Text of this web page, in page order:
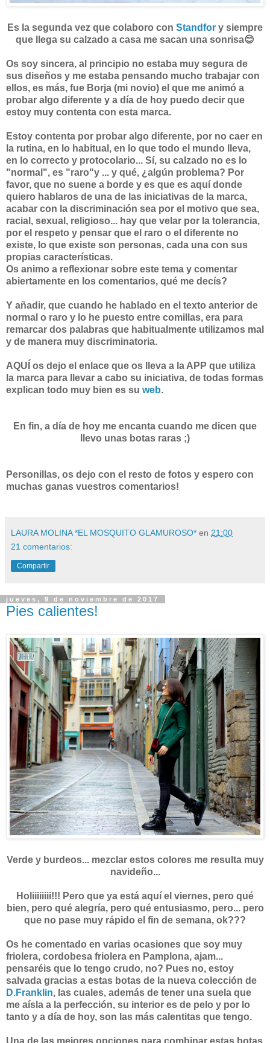
Es la segunda vez que colaboro con Standfor y siempre
que llega su calzado a casa me sacan una sonrisa😊
Os soy sincera, al principio no estaba muy segura de
sus diseños y me estaba pensando mucho trabajar con
ellos, es más, fue Borja (mi novio) el que me animó a
probar algo diferente y a día de hoy puedo decir que
estoy muy contenta con esta marca.
Estoy contenta por probar algo diferente, por no caer en
la rutina, en lo habitual, en lo que todo el mundo lleva,
en lo correcto y protocolario... Sí, su calzado no es lo
"normal", es "raro"y ... y qué, ¿algún problema? Por
favor, que no suene a borde y es que es aquí donde
quiero hablaros de una de las iniciativas de la marca,
acabar con la discriminación sea por el motivo que sea,
racial, sexual, religioso... hay que velar por la tolerancia,
por el respeto y pensar que el raro o el diferente no
existe, lo que existe son personas, cada una con sus
propias características.
Os animo a reflexionar sobre este tema y comentar
abiertamente en los comentarios, qué me decís?
Y añadir, que cuando he hablado en el texto anterior de
normal o raro y lo he puesto entre comillas, era para
remarcar dos palabras que habitualmente utilizamos mal
y de manera muy discriminatoria.
AQUÍ os dejo el enlace que os lleva a la APP que utiliza
la marca para llevar a cabo su iniciativa, de todas formas
explican todo muy bien es su web.
En fin, a día de hoy me encanta cuando me dicen que
llevo unas botas raras ;)
Personillas, os dejo con el resto de fotos y espero con
muchas ganas vuestros comentarios!
LAURA MOLINA *EL MOSQUITO GLAMUROSO* en 21:00
21 comentarios:
Compartir
jueves, 9 de noviembre de 2017
Pies calientes!
Verde y burdeos... mezclar estos colores me resulta muy
navideño...
Holiiiiiiii!!! Pero que ya está aquí el viernes, pero qué
bien, pero qué alegría, pero qué entusiasmo, pero... pero
que no pase muy rápido el fin de semana, ok???
Os he comentado en varias ocasiones que soy muy
friolera, cordobesa friolera en Pamplona, ajam...
pensaréis que lo tengo crudo, no? Pues no, estoy
salvada gracias a estas botas de la nueva colección de
D.Franklin, las cuales, además de tener una suela que
me aísla a la perfección, su interior es de pelo y por lo
tanto y a día de hoy, son las más calentitas que tengo.